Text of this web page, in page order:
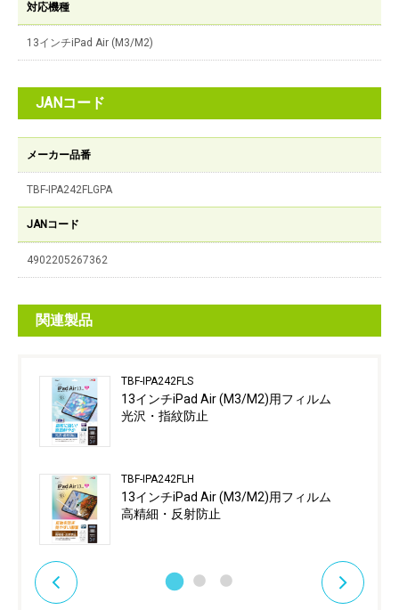
対応機種
13インチiPad Air (M3/M2)
JANコード
メーカー品番
TBF-IPA242FLGPA
JANコード
4902205267362
関連製品
TBF-IPA242FLS
13インチiPad Air (M3/M2)用フィルム
光沢・指紋防止
TBF-IPA242FLH
13インチiPad Air (M3/M2)用フィルム
高精細・反射防止